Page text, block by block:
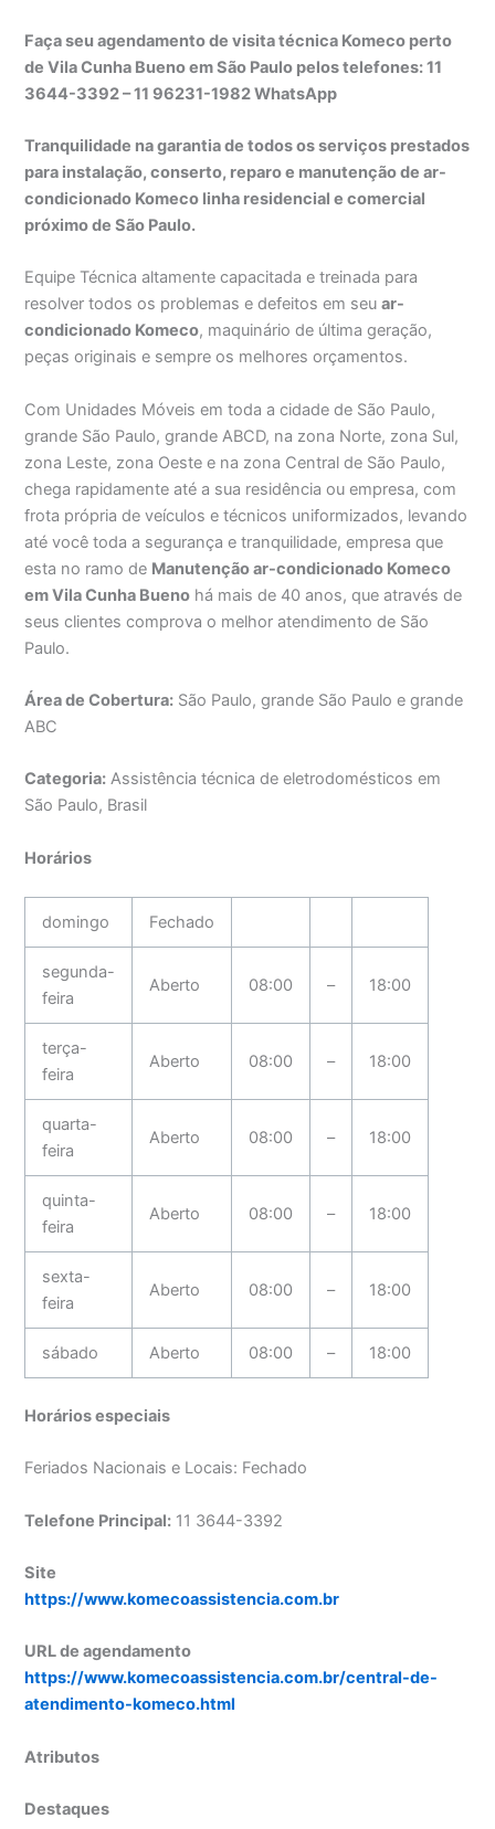
Faça seu agendamento de visita técnica Komeco perto
de Vila Cunha Bueno em São Paulo pelos telefones: 11
3644-3392 – 11 96231-1982 WhatsApp
Tranquilidade na garantia de todos os serviços prestados
para instalação, conserto, reparo e manutenção de ar-
condicionado Komeco linha residencial e comercial
próximo de São Paulo.
Equipe Técnica altamente capacitada e treinada para
resolver todos os problemas e defeitos em seuar-
condicionado Komeco, maquinário de última geração,
peças originais e sempre os melhores orçamentos.
Com Unidades Móveis em toda a cidade de São Paulo,
grande São Paulo, grande ABCD, na zona Norte, zona Sul,
zona Leste, zona Oeste e na zona Central de São Paulo,
chega rapidamente até a sua residência ou empresa, com
frota própria de veículos e técnicos uniformizados, levando
até você toda a segurança e tranquilidade, empresa que
esta no ramo de Manutenção ar-condicionado Komeco
em Vila Cunha Bueno há mais de 40 anos, que através de
seus clientes comprova o melhor atendimento de São
Paulo.
Área de Cobertura: São Paulo, grande São Paulo e grande
ABC
Categoria: Assistência técnica de eletrodomésticos em
São Paulo, Brasil
Horários
domingo Fechado
segunda-
feira
Aberto 08:00 – 18:00
terça-
feira
Aberto 08:00 – 18:00
quarta-
feira
Aberto 08:00 – 18:00
quinta-
feira
Aberto 08:00 – 18:00
sexta-
feira
Aberto 08:00 – 18:00
sábado Aberto 08:00 – 18:00
Horários especiais
Feriados Nacionais e Locais: Fechado
Telefone Principal: 11 3644-3392
Site
https://www.komecoassistencia.com.br
URL de agendamento
https://www.komecoassistencia.com.br/central-de-
atendimento-komeco.html
Atributos
Destaques